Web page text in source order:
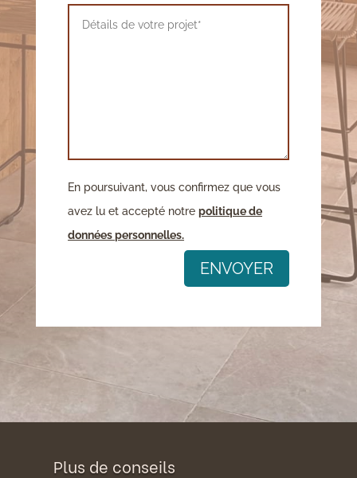
En poursuivant, vous confirmez que vous
avez lu et accepté notrepolitique de
données personnelles.
ENVOYER
Plus de conseils